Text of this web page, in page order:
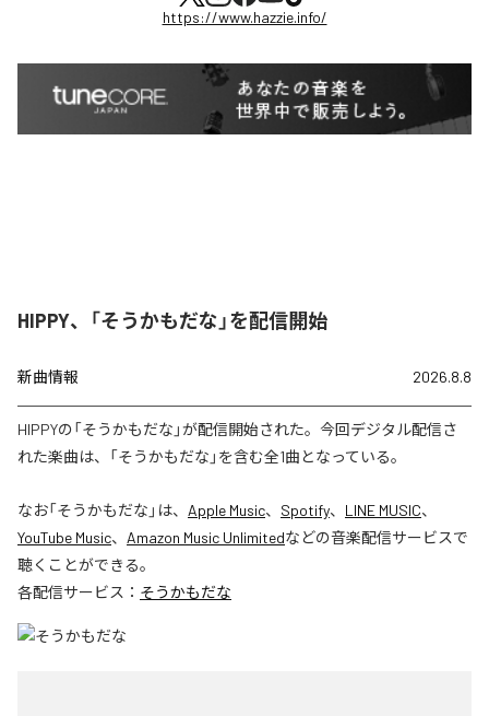
https://www.hazzie.info/
HIPPY、「そうかもだな」を配信開始
新曲情報 2026.8.8
HIPPYの「そうかもだな」が配信開始された。今回デジタル配信さ
れた楽曲は、「そうかもだな」を含む全1曲となっている。
なお「そうかもだな 」は、 Apple Music、 Spotify、 LINE MUSIC、
YouTube Music、 Amazon Music Unlimitedなどの音楽配信サービスで
聴くことができる。
各配信サービス： そうかもだな